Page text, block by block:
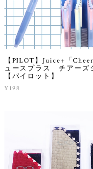
【PILOT】Juice+「
ュースプラス チアーズ
【パイロット】
¥198